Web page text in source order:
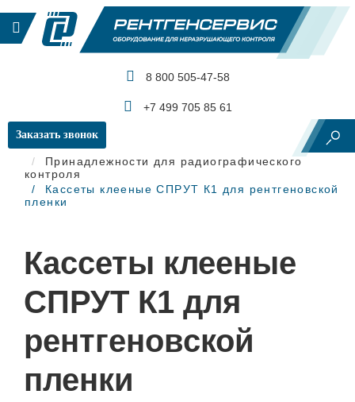
8 800 505-47-58
+7 499 705 85 61
Заказать звонок
Главная
Рентгеновский контроль
Принадлежности для радиографического
контроля
Кассеты клееные СПРУТ К1 для рентгеновской
пленки
Кассеты клееные
СПРУТ К1 для
рентгеновской
пленки